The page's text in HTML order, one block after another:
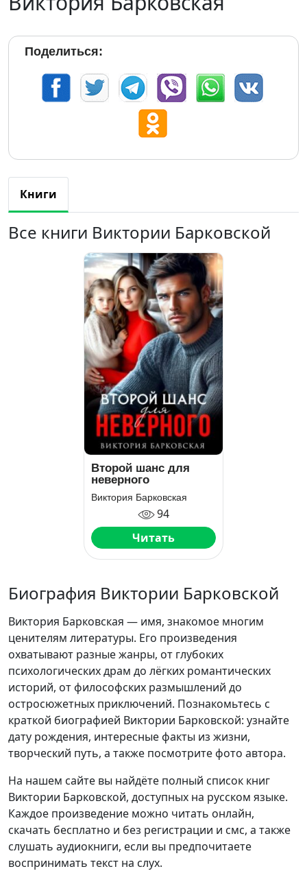
Поделиться:
Книги
Все книги Виктории Барковской
Второй шанс для
неверного
Виктория Барковская
94
Читать
Биография Виктории Барковской
Виктория Барковская — имя, знакомое многим
ценителям литературы. Его произведения
охватывают разные жанры, от глубоких
психологических драм до лёгких романтических
историй, от философских размышлений до
остросюжетных приключений. Познакомьтесь с
краткой биографией Виктории Барковской: узнайте
дату рождения, интересные факты из жизни,
творческий путь, а также посмотрите фото автора.
На нашем сайте вы найдёте полный список книг
Виктории Барковской, доступных на русском языке.
Каждое произведение можно читать онлайн,
скачать бесплатно и без регистрации и смс, а также
слушать аудиокниги, если вы предпочитаете
воспринимать текст на слух.